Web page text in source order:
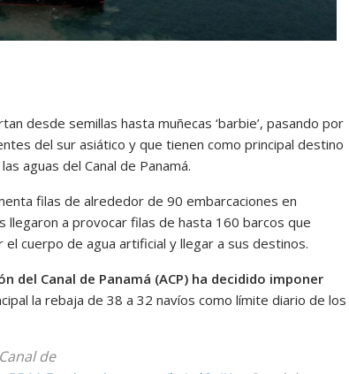
desde semillas hasta muñecas ‘barbie’, pasando por
del sur asiático y que tienen como principal destino
aguas del Canal de Panamá.
filas de alrededor de 90 embarcaciones en
a provocar filas de hasta 160 barcos que
cuerpo de agua artificial y llegar a sus destinos.
del Canal de Panamá (ACP) ha decidido imponer
la rebaja de 38 a 32 navíos como límite diario de los
de